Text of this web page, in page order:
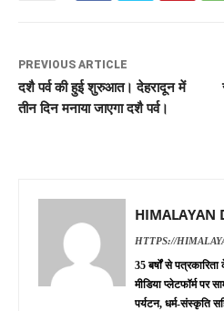
PREVIOUS ARTICLE
दशै पर्व की हुई शुरुआत। देहरादून में
तीन दिन मनाया जाएगा दशै पर्व।
HIMALAYAN
HTTPS://
35 बर्षों से
मीडिया प्लेटफॉर्म पर
पर्यटन, धर्म-संस्कृति